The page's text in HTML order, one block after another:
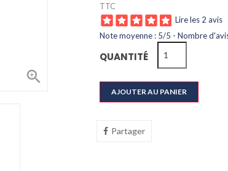

TTC
Lire les 2 avis
Note moyenne : 5/5 - Nombre
QUANTITÉ
AJOUTER AU PANIER
Partager